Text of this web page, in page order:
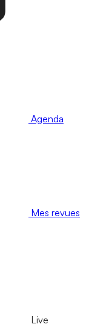
Agenda
Mes revues
Live